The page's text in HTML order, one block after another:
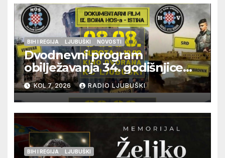
BIH I REGIJA LJUBUŠKI NOVOSTI
Dvodnevni program
obilježavanja 34. godišnjice
pogibije generala Blaža
Kraljevića i osmorice
pripadnika HOS-a
KOL 7, 2026 RADIO LJUBUŠKI
BIH I REGIJA LJUBUŠKI